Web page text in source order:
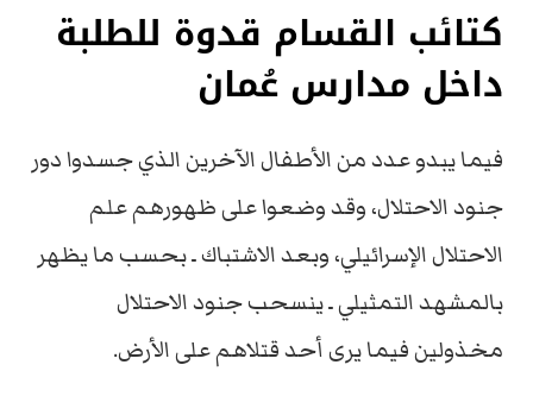
كتائب القسام قدوة للطلبة
داخل مدارس عُمان
فيما يبدو عدد من الأطفال الآخرين الذي جسدوا دور
جنود الاحتلال، وقد وضعوا على ظهورهم علم
الاحتلال الإسرائيلي، وبعد الاشتباك ـ بحسب ما يظهر
بالمشهد التمثيلي ـ ينسحب جنود الاحتلال
مخذولين فيما يرى أحد قتلاهم على الأرض.